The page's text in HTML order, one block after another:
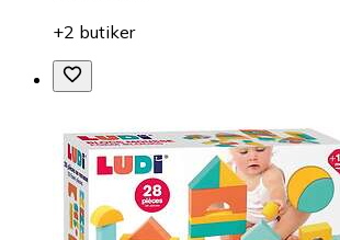
+2 butiker